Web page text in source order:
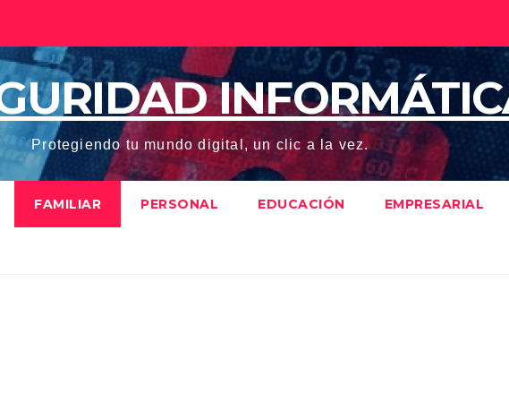
Protegiendo tu mundo digital, un clic a la vez.
FAMILIAR PERSONAL EDUCACIÓN EMPRESARIAL